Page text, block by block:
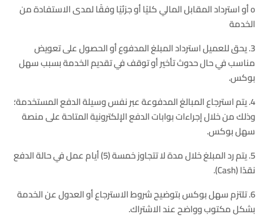
o أو استرداد المقابل المالي كليًا أو جزئيًا وفقًا لمدى الاستفادة من
الخدمة
3. يحق للعميل استرداد المبلغ المدفوع أو الحصول على تعويض
مناسب في حال حدوث تأخير أو توقف في تقديم الخدمة بسبب سهل
بوكس.
4. يتم استرجاع المبالغ المدفوعة عبر نفس وسيلة الدفع المستخدمة؛
وذلك من خلال إجراءات بوابات الدفع الإلكترونية المتاحة على منصة
سهل بوكس.
5. يتم رد المبلغ خلال مدة لا تتجاوز خمسة (5) أيام عمل في حالة الدفع
نقدًا (Cash).
6. تلتزم سهل بوكس بتوضيح شروط الاسترجاع أو العدول عن الخدمة
بشكل مكتوب وواضح عند الاشتراك.